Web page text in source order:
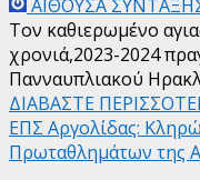
ΑΙΘΟΥΣΑ
Τον καθιερωμένο
χρονιά,2023-2024
Πανναυπλιακού
ΔΙΑΒΑΣΤΕ
ΕΠΣ Αργολίδας:
Πρωταθλημάτων της